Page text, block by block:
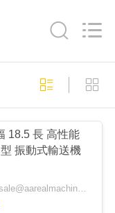
ン
145
18.5 長 高性能
振動式輸送機
E-mail: sale@aarealmachine.com